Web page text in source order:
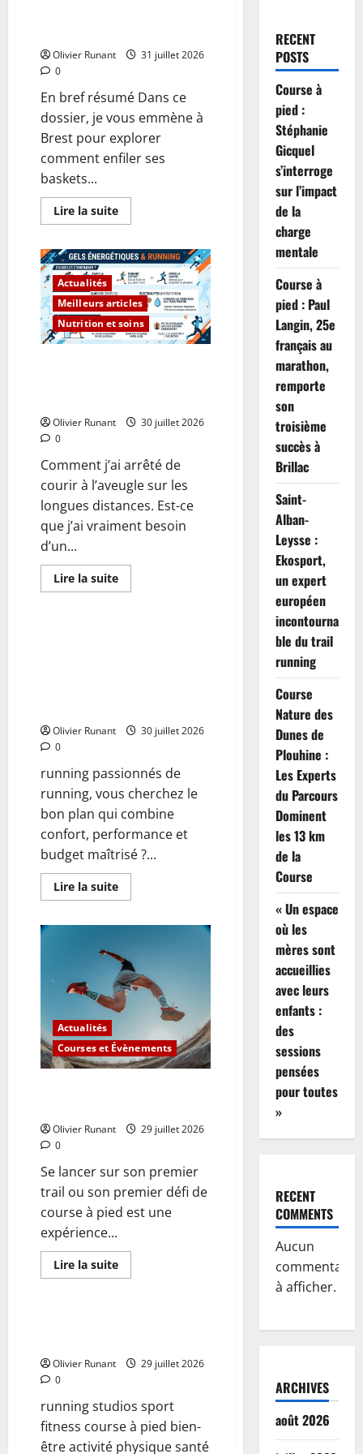
Olivier Runant
31 juillet 2026
0
En bref résumé Dans ce
dossier, je vous emmène à
Brest pour explorer
comment enfiler ses
baskets...
Lire la suiteEn
savoir
À
Brest,
enfiler
ses
baskets
devient
une
bouffée
d’air
en
semaine
Actualités
Meilleurs articles
Nutrition et soins
Olivier Runant
30 juillet 2026
0
Comment j’ai arrêté de
courir à l’aveugle sur les
longues distances. Est-ce
que j’ai vraiment besoin
d’un...
Lire la suiteEn
savoir
j’aurais
aimé
Actualités
Olivier Runant
30 juillet 2026
0
running passionnés de
running, vous cherchez le
bon plan qui combine
confort, performance et
budget maîtrisé ?...
Lire la suiteEn
savoir
de
running
stupéfaits
par
le
prix
surprenant
baskets
Skechers,
une
Actualités
Courses et Évènements
Olivier Runant
29 juillet 2026
0
Se lancer sur son premier
trail ou son premier défi de
course à pied est une
expérience...
Lire la suiteEn
savoir
ou
sa
Actualités
Olivier Runant
29 juillet 2026
0
running studios sport
fitness course à pied bien-
être activité physique santé
RECENT
POSTS
Course à
pied :
Stéphanie
Gicquel
s’interroge
sur l’impact
de la
charge
mentale
Course à
pied : Paul
Langin, 25e
français au
marathon,
remporte
son
troisième
succès à
Brillac
Saint-
Alban-
Leysse :
Ekosport,
un expert
européen
incontourna
ble du trail
running
Course
Nature des
Dunes de
Plouhine :
Les Experts
du Parcours
Dominent
les 13 km
de la
Course
« Un espace
où les
mères sont
accueillies
avec leurs
enfants :
des
sessions
pensées
pour toutes
»
RECENT
COMMENTS
Aucun
commentaire
à afficher.
ARCHIVES
août 2026